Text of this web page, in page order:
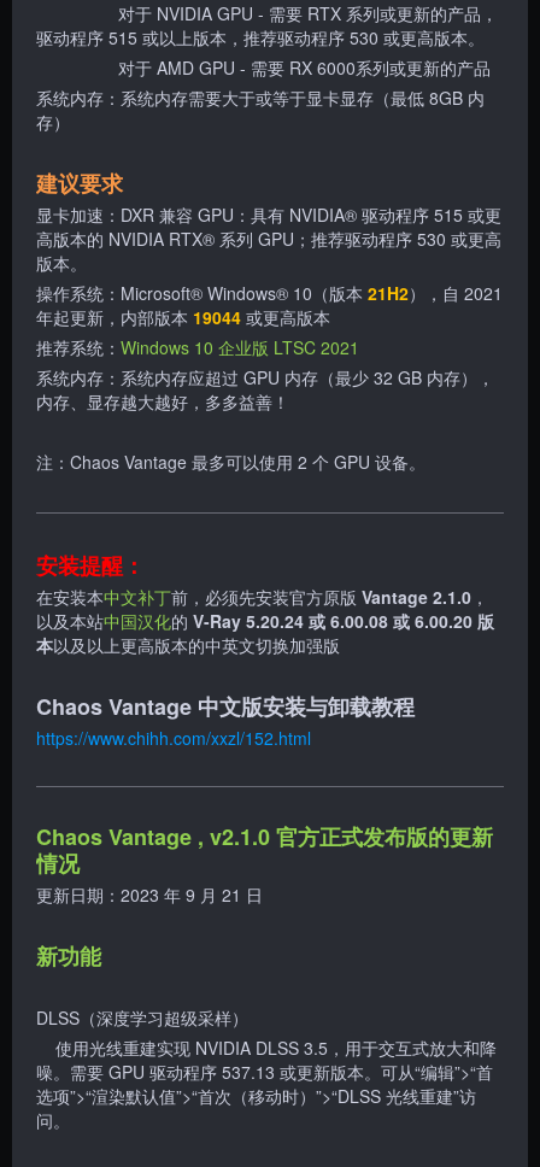
对于 NVIDIA GPU - 需要 RTX 系列或更新的产品，
驱动程序 515 或以上版本，推荐驱动程序 530 或更高版本。
对于 AMD GPU - 需要 RX 6000系列或更新的产品
系统内存：系统内存需要大于或等于显卡显存（最低 8GB 内
存）
建议要求
显卡加速：DXR 兼容 GPU：具有 NVIDIA® 驱动程序 515 或更
高版本的 NVIDIA RTX® 系列 GPU；推荐驱动程序 530 或更高
版本。
操作系统：Microsoft® Windows® 10（版本 21H2），自 2021
年起更新，内部版本 19044 或更高版本
推荐系统： Windows 10 企业版 LTSC 2021
系统内存：系统内存应超过 GPU 内存（最少 32 GB 内存），
内存、显存越大越好，多多益善！
注：Chaos Vantage 最多可以使用 2 个 GPU 设备。
安装提醒：
在安装本中文补丁前，必须先安装官方原版 Vantage 2.1.0 ，
以及本站中国汉化的 V-Ray 5.20.24 或 6.00.08 或 6.00.20 版
本以及以上更高版本的中英文切换加强版
Chaos Vantage 中文版安装与卸载教程
https://www.chihh.com/xxzl/152.html
Chaos Vantage , v2.1.0 官方正式发布版的更新
情况
更新日期：2023 年 9 月 21 日
新功能
DLSS（深度学习超级采样）
使用光线重建实现 NVIDIA DLSS 3.5，用于交互式放大和降
噪。需要 GPU 驱动程序 537.13 或更新版本。可从“编辑”>“首
选项”>“渲染默认值”>“首次（移动时）”>“DLSS 光线重建”访
问。